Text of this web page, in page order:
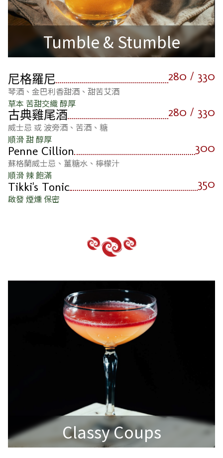
Tumble & Stumble
尼格羅尼 280 / 330
琴酒、金巴利香甜酒、甜苦艾酒
草本 苦甜交織 醇厚
古典雞尾酒 280 / 330
威士忌 或 波旁酒、苦酒、糖
順滑 甜 醇厚
Penne Cillion 300
蘇格蘭威士忌、薑糖水、檸檬汁
順滑 辣 飽滿
Tikki's Tonic 350
啟發 煙燻 保密
Classy Coups